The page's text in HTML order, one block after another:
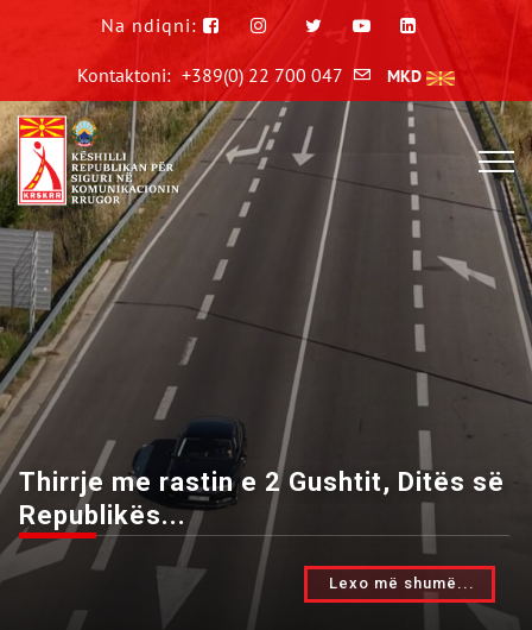
Na ndiqni:
Kontaktoni: +389(0) 22 700 047 MKD
Jeta është shumë e çmuar për ta
humbur për shkak t...